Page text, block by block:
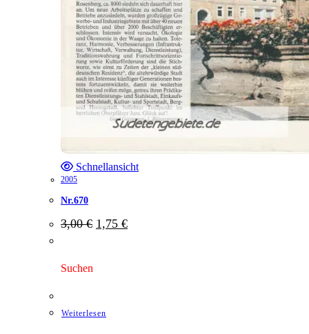
Schnellansicht
2005
Nr.670
3,00€ Ursprünglicher
Preis
1,75 €Aktueller
Preis
Suchen
Weiterlesen